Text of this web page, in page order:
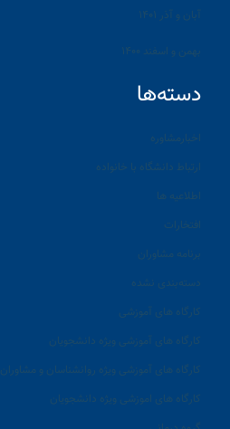
آبان و آذر ۱۴۰۱
بهمن و اسفند ۱۴۰۰
دسته‌ها
اخبارمشاوره
ارتباط دانشگاه با خانواده
اطلاعیه ها
افتخارات
برنامه مشاوران
دسته‌بندی نشده
کارگاه های آموزشی
کارگاه های آموزشی ویژه دانشجویان
کارگاه های آموزشی ویژه روانشناسان و مشاوران
کارگاه های اموزشی ویژه دانشجویان